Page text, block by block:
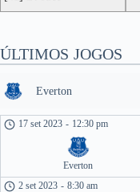
ÚLTIMOS JOGOS
Everton
17 set 2023 - 12:30 pm
Everton
2 set 2023 - 8:30 am